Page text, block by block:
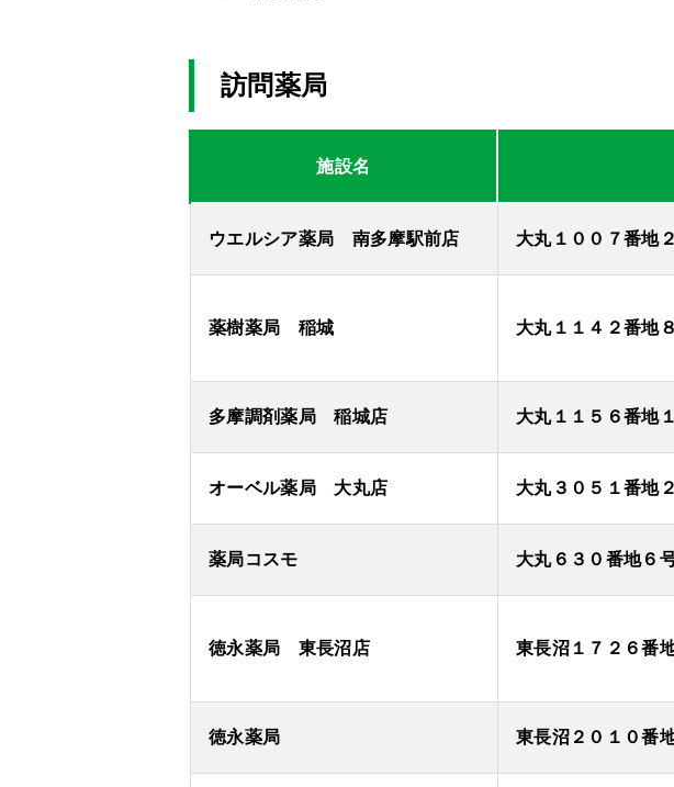
訪問薬局
施設名
ウエルシア薬局 南多摩駅前店 大丸１００７番地２
薬樹薬局 稲城 大丸１１４２番地
多摩調剤薬局 稲城店 大丸１１５６番地１
オーベル薬局 大丸店 大丸３０５１番地２
薬局コスモ 大丸６３０番地６
徳永薬局 東長沼店 東長沼１７２６番
徳永薬局 東長沼２０１０番